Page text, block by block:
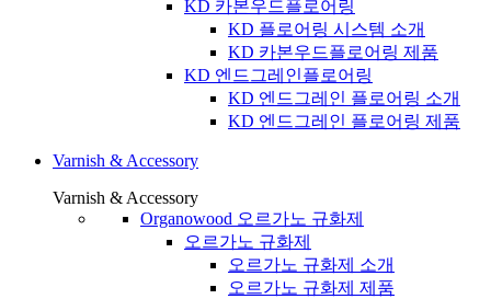
KD 카본우드플로어링
KD 플로어링 시스템 소개
KD 카본우드플로어링 제품
KD 엔드그레인플로어링
KD 엔드그레인 플로어링 소개
KD 엔드그레인 플로어링 제품
Varnish & Accessory
Varnish & Accessory
Organowood 오르가노 규화제
오르가노 규화제
오르가노 규화제 소개
오르가노 규화제 제품